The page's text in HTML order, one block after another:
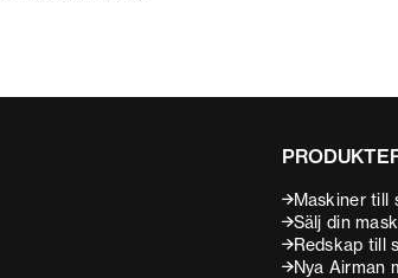
Maskiner till
Sälj din
Redskap till
Nya Airman